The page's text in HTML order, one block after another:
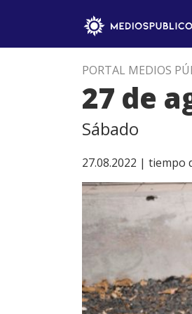
PORTAL MEDIOS
27 de
Sábado
27.08.2022 | tiempo